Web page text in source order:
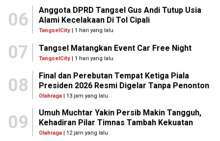
06
Anggota DPRD Tangsel Gus Andi Tutup Usia
Alami Kecelakaan Di Tol Cipali
TangselCity| 1 hari yang lalu
07 Tangsel Matangkan Event Car Free Night
TangselCity | 1 hari yang lalu
08
Final dan Perebutan Tempat Ketiga Piala
Presiden 2026 Resmi Digelar Tanpa Penonton
Olahraga| 13 jam yang lalu
09
Umuh Muchtar Yakin Persib Makin Tangguh,
Kehadiran Pilar Timnas Tambah Kekuatan
Olahraga| 12 jam yang lalu